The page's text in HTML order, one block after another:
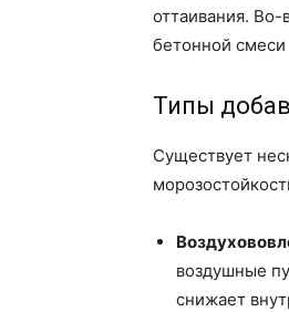
оттаивания.
бетонной смеси
Типы
Существует
воздушные
снижает